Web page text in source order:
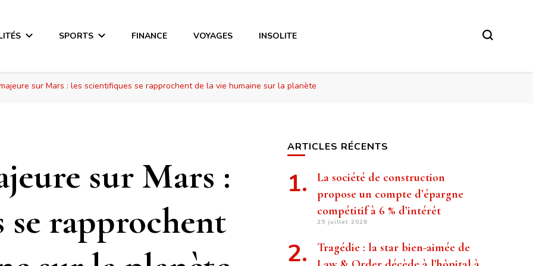
SPORTS FINANCE VOYAGES INSOLITE
sur Mars : les scientifiques se rapprochent de la vie humaine sur la planète
sur Mars :
se rapprochent
ARTICLES RÉCENTS
La société de construction
propose un compte d’épargne
compétitif à 6 % d’intérêt
29 juillet 2026
Tragédie : la star bien-aimée de